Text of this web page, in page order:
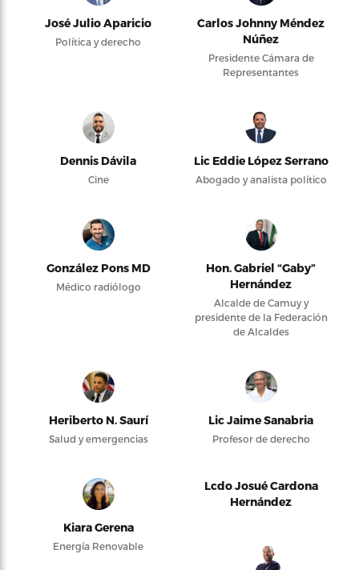
José Julio Aparicio
Política y derecho
Carlos Johnny Méndez
Núñez
Presidente Cámara de
Representantes
Dennis Dávila
Cine
Lic Eddie López Serrano
Abogado y analista político
González Pons MD
Médico radiólogo
Hon. Gabriel “Gaby”
Hernández
Alcalde de Camuy y
presidente de la Federación
de Alcaldes
Heriberto N. Saurí
Salud y emergencias
Lic Jaime Sanabria
Profesor de derecho
Kiara Gerena
Energía Renovable
Lcdo Josué Cardona
Hernández